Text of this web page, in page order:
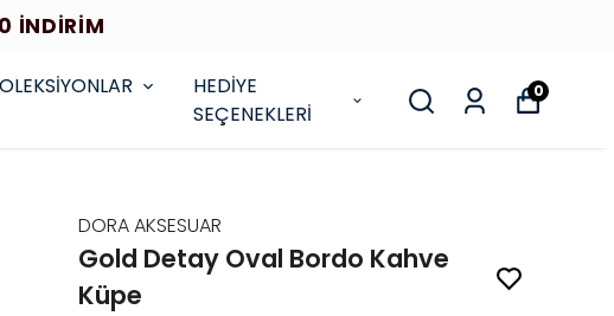
İNDİRİM
HEDİYE
SEÇENEKLERİ
0
DORA AKSESUAR
Gold Detay Oval Bordo Kahve
Küpe